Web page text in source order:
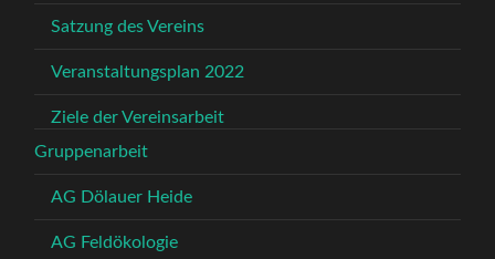
Satzung des Vereins
Veranstaltungsplan 2022
Ziele der Vereinsarbeit
Gruppenarbeit
AG Dölauer Heide
AG Feldökologie